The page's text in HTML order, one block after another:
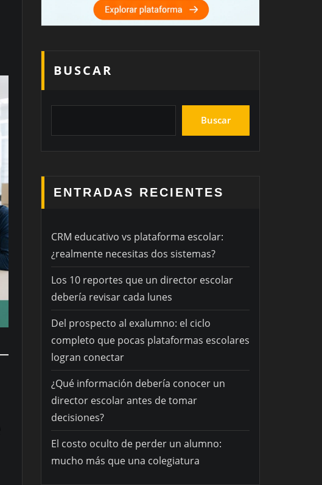
BUSCAR
Buscar
ENTRADAS RECIENTES
CRM educativo vs plataforma escolar:
¿realmente necesitas dos sistemas?
Los 10 reportes que un director escolar
debería revisar cada lunes
Del prospecto al exalumno: el ciclo
completo que pocas plataformas escolares
logran conectar
¿Qué información debería conocer un
director escolar antes de tomar
decisiones?
El costo oculto de perder un alumno:
mucho más que una colegiatura